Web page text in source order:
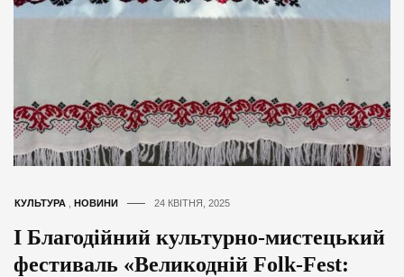
КУЛЬТУРА НОВИНИ 24 КВІТНЯ, 2025
І Благодійний культурно-мистецький
фестиваль «Великодній Folk-Fest: